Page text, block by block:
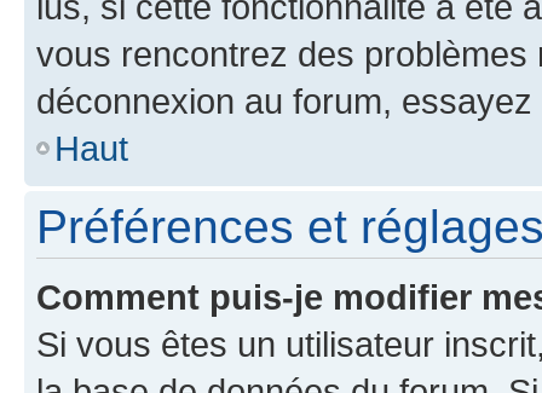
vous rencontrez des
déconnexion au forum,
Haut
Préférences et
Comment puis-je modifier
Si vous êtes un utilisateur